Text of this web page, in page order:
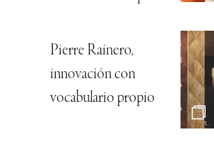
Pierre Rainero,
innovación con
vocabulario propio